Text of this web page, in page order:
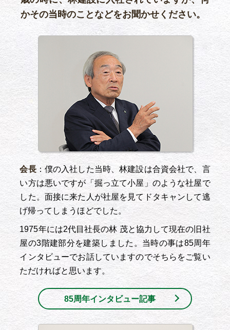
かその当時のことなどをお聞かせください。
会長：僕の入社した当時、林建設は合資会社で、言
い方は悪いですが「掘っ立て小屋」のような社屋で
した。面接に来た人が社屋を見てドタキャンして逃
げ帰ってしまうほどでした。
1975年には2代目社長の林 茂と協力して現在の旧社
屋の3階建部分を建築しました。当時の事は85周年
インタビューでお話していますのでそちらをご覧い
ただければと思います。
85周年インタビュー記事